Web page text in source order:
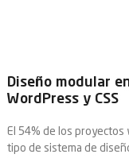
Diseño modular
WordPress y CSS
El 54% de los proyectos
tipo de sistema de